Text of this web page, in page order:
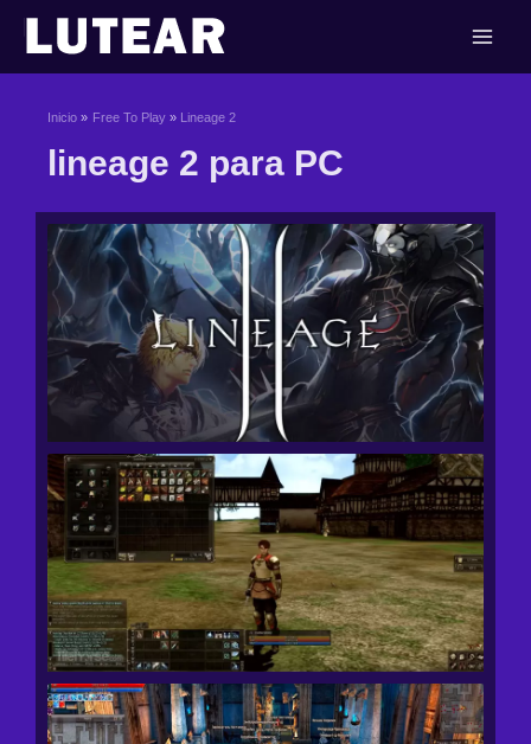
contenido
Inicio Free To Play Lineage 2
lineage 2 para PC